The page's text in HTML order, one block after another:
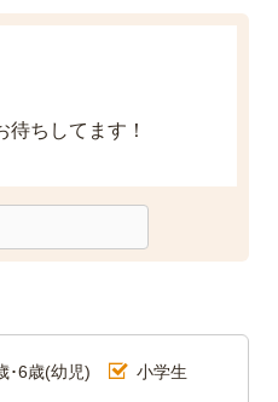
ちしてます！
･6歳(幼児)
小学生